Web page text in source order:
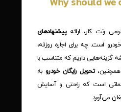
رنت کار، ارائهپیشنهادهای
است. چه برای اجاره روزانه،
گزینه‌هایی داریم که متناسب با
همچنین،تحویل رایگان خودرو به
است که راحتی و آسایش
می‌آورد.